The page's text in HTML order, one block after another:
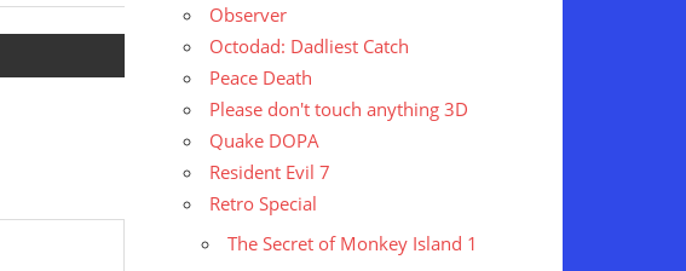
Observer
Octodad: Dadliest Catch
Peace Death
Please don't touch anything 3D
Quake DOPA
Resident Evil 7
Retro Special
The Secret of Monkey Island 1